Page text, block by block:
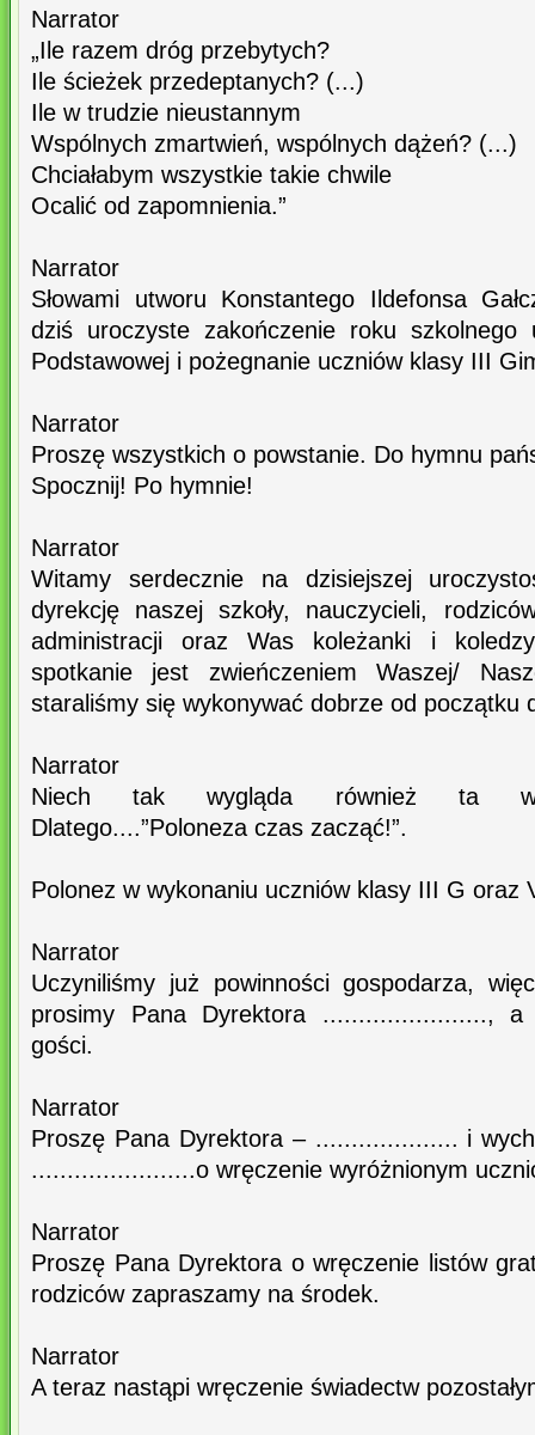
Narrator
„Ile razem dróg przebytych?
Ile ścieżek przedeptanych? (...)
Ile w trudzie nieustannym
Wspólnych zmartwień, wspólnych dążeń? (...)
Chciałabym wszystkie takie chwile
Ocalić od zapomnienia.”
Narrator
Słowami utworu Konstantego Ildefonsa
dziś uroczyste zakończenie roku szkolnego
Podstawowej i pożegnanie uczniów klasy III
Narrator
Proszę wszystkich o powstanie. Do hymnu
Spocznij! Po hymnie!
Narrator
Witamy serdecznie na dzisiejszej
dyrekcję naszej szkoły, nauczycieli,
administracji oraz Was koleżanki i
spotkanie jest zwieńczeniem Waszej/
staraliśmy się wykonywać dobrze od początku
Narrator
Niech tak wygląda również ta
Dlatego....”Poloneza czas zacząć!”.
Polonez w wykonaniu uczniów klasy III G oraz
Narrator
Uczyniliśmy już powinności gospodarza,
prosimy Pana Dyrektora ......................., a
gości.
Narrator
Proszę Pana Dyrektora – .................... i
.......................o wręczenie wyróżnionym
Narrator
Proszę Pana Dyrektora o wręczenie listów
rodziców zapraszamy na środek.
Narrator
A teraz nastąpi wręczenie świadectw